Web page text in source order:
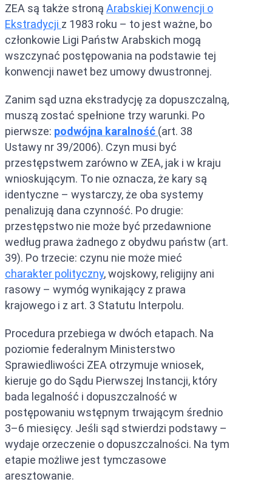
ZEA są także stroną Arabskiej Konwencji o
Ekstradycji z 1983 roku – to jest ważne, bo
członkowie Ligi Państw Arabskich mogą
wszczynać postępowania na podstawie tej
konwencji nawet bez umowy dwustronnej.
Zanim sąd uzna ekstradycję za dopuszczalną,
muszą zostać spełnione trzy warunki. Po
pierwsze: podwójna karalność (art. 38
Ustawy nr 39/2006). Czyn musi być
przestępstwem zarówno w ZEA, jak i w kraju
wnioskującym. To nie oznacza, że kary są
identyczne – wystarczy, że oba systemy
penalizują dana czynność. Po drugie:
przestępstwo nie może być przedawnione
według prawa żadnego z obydwu państw (art.
39). Po trzecie: czynu nie może mieć
charakter polityczny, wojskowy, religijny ani
rasowy – wymóg wynikający z prawa
krajowego i z art. 3 Statutu Interpolu.
Procedura przebiega w dwóch etapach. Na
poziomie federalnym Ministerstwo
Sprawiedliwości ZEA otrzymuje wniosek,
kieruje go do Sądu Pierwszej Instancji, który
bada legalność i dopuszczalność w
postępowaniu wstępnym trwającym średnio
3–6 miesięcy. Jeśli sąd stwierdzi podstawy –
wydaje orzeczenie o dopuszczalności. Na tym
etapie możliwe jest tymczasowe
aresztowanie.